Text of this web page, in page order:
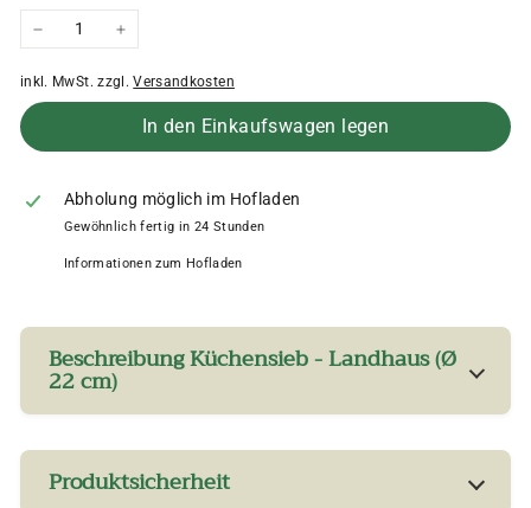
inkl. MwSt. zzgl.Versandkosten
In den Einkaufswagen legen
Abholung möglich im Hofladen
Gewöhnlich fertig in 24 Stunden
Informationen zum Hofladen
Beschreibung Küchensieb - Landhaus (Ø
22 cm)
Produktsicherheit